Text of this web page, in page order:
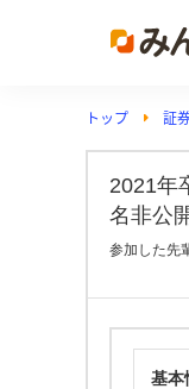
トップ 証
2021年
名非公
参加した先
基本